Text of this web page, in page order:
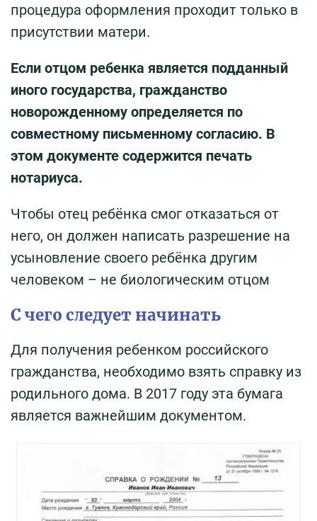
процедура оформления проходит только в
присутствии матери.
Если отцом ребенка является подданный
иного государства, гражданство
новорожденному определяется по
совместному письменному согласию. В
этом документе содержится печать
нотариуса.
Чтобы отец ребёнка смог отказаться от
него, он должен написать разрешение на
усыновление своего ребёнка другим
человеком – не биологическим отцом
С чего следует начинать
Для получения ребенком российского
гражданства, необходимо взять справку из
родильного дома. В 2017 году эта бумага
является важнейшим документом.